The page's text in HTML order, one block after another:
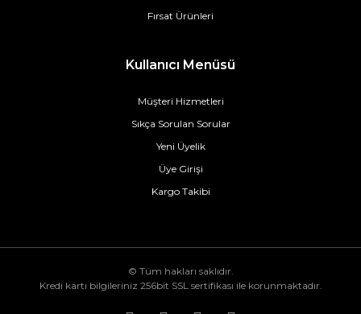
Fırsat Ürünleri
Kullanıcı Menüsü
Müşteri Hizmetleri
Sıkça Sorulan Sorular
Yeni Üyelik
Üye Girişi
Kargo Takibi
© Tüm hakları saklıdır.
Kredi kartı bilgileriniz 256bit SSL sertifikası ile korunmaktadır.